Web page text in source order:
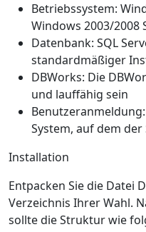
Betriebssystem:
Windows 2003/2008
Datenbank: SQL
standardmäßiger
DBWorks: Die
und lauffähig sein
System, auf dem
Installation
Entpacken Sie die Datei
Verzeichnis Ihrer Wahl.
sollte die Struktur wie